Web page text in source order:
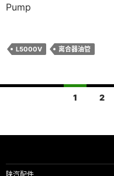
Pump
L5000V 离合器油管
导
1 2